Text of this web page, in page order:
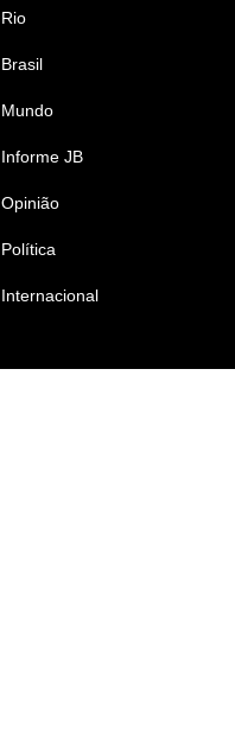
Rio
Brasil
Mundo
Informe JB
Opinião
Política
Internacional